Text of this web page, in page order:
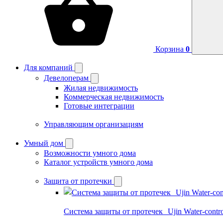
Корзина 0
Для компаний
Девелоперам
Жилая недвижимость
Коммерческая недвижимость
Готовые интеграции
Управляющим организациям
Умный дом
Возможности умного дома
Каталог устройств умного дома
Защита от протечки
Система защиты от протечек Ujin Water-